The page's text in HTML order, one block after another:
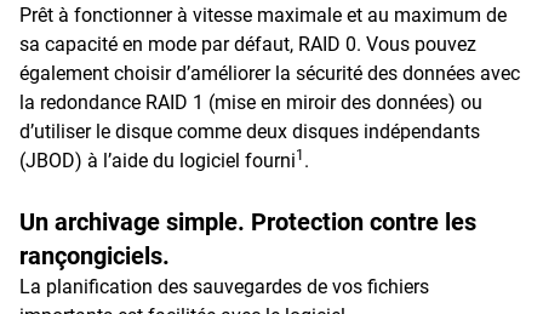
Prêt à fonctionner à vitesse maximale et au maximum de
sa capacité en mode par défaut, RAID 0. Vous pouvez
également choisir d’améliorer la sécurité des données avec
la redondance RAID 1 (mise en miroir des données) ou
d’utiliser le disque comme deux disques indépendants
(JBOD) à l’aide du logiciel fourni1 .
Un archivage simple. Protection contre les
rançongiciels.
La planification des sauvegardes de vos fichiers